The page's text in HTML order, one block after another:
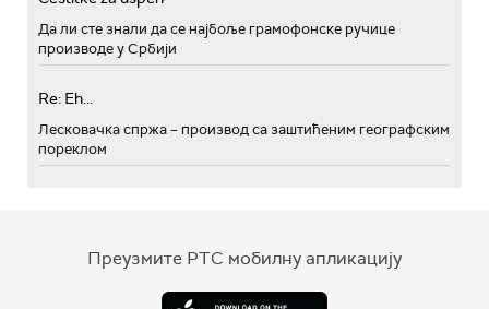
Да ли сте знали да се најбоље грамофонске ручице
производе у Србији
Re: Eh...
Лесковачка спржа – производ са заштићеним географским
пореклом
Преузмите РТС мобилну апликацију